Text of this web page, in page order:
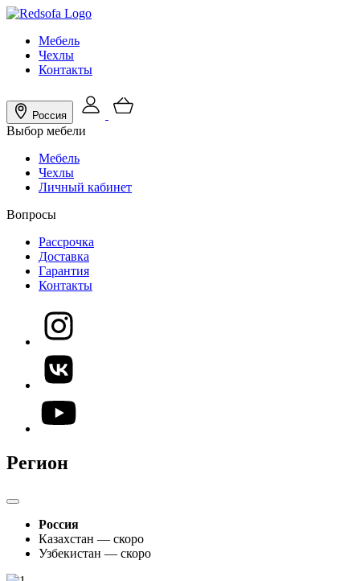
Мебель
Чехлы
Контакты
Россия
Выбор мебели
Мебель
Чехлы
Личный кабинет
Вопросы
Рассрочка
Доставка
Гарантия
Контакты
Регион
Россия
Казахстан — скоро
Узбекистан — скоро